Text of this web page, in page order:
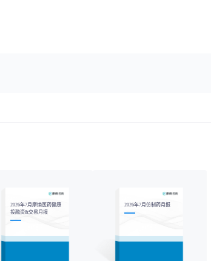
2026年7月摩熵医药健康
投融资&交易月报
2026年7月仿制药月报